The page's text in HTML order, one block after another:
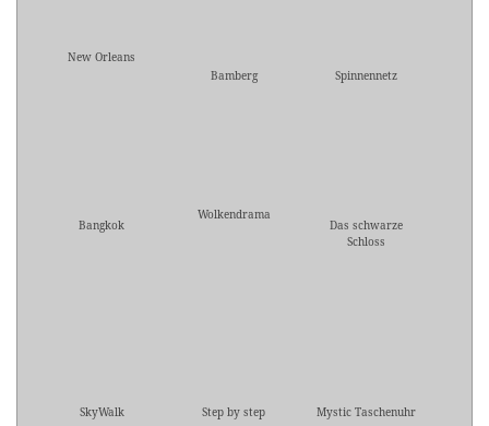
New Orleans
Bamberg
Spinnennetz
Bangkok
Wolkendrama
Das schwarze
Schloss
SkyWalk Step by step Mystic Taschenuhr